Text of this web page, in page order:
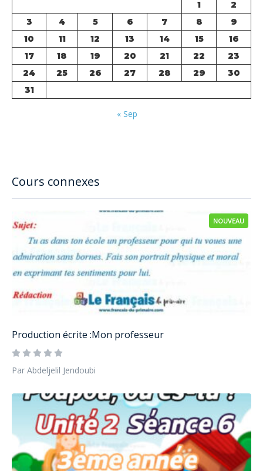
Cours connexes
NOUVEAU
Production écrite :Mon professeur
Par Abdeljelil Jendoubi
1
2
3
4 5 6 7 8
9
10
11 12 13 14 15
16
17
18 19 20 21 22
23
24
25 26 27 28 29
30
31
« Sep